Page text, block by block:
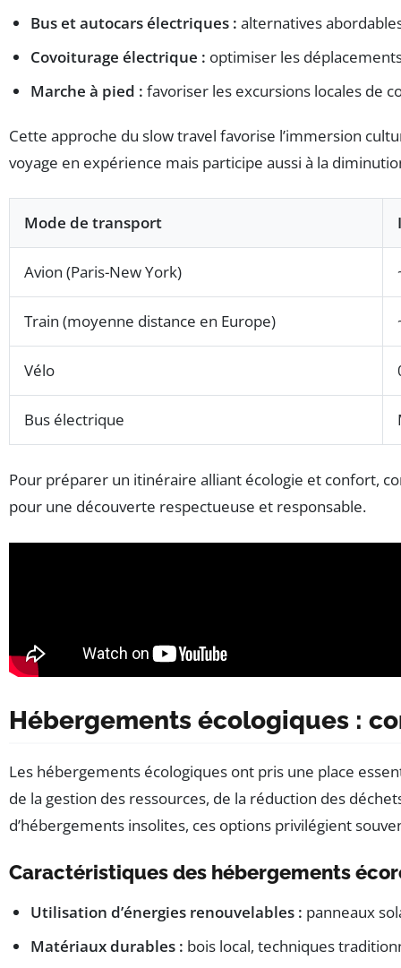
Bus et autocars électriques : alternatives
Covoiturage électrique : optimiser les
Marche à pied : favoriser les excursions locales de
Cette approche du slow travel favorise l’immersion
voyage en expérience mais participe aussi à la
Mode de transport
Avion (Paris-New York)
Train (moyenne distance en Europe)
Vélo
Bus électrique
Pour préparer un itinéraire alliant écologie et confort,
pour une découverte respectueuse et responsable.
Hébergements écologiques :
Les hébergements écologiques ont pris une place
de la gestion des ressources, de la réduction des
d’hébergements insolites, ces options privilégient
Caractéristiques des hébergements
Utilisation d’énergies renouvelables : panneaux
Matériaux durables : bois local, techniques